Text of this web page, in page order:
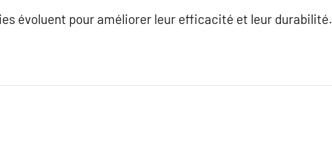
évoluent pour améliorer leur efficacité et leur durabilité.